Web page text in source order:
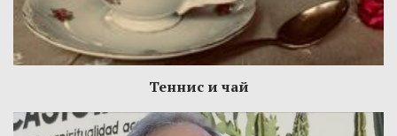
Теннис и чай